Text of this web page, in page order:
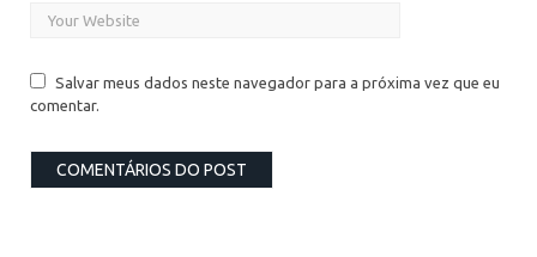
Salvar meus dados neste navegador para a próxima vez que eu
comentar.